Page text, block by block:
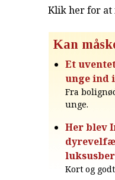
Klik her for at
Kan
Et
unge ind
Fra
unge.
Her blev
Kort og